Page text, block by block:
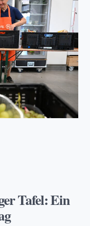
Tafel: Ein